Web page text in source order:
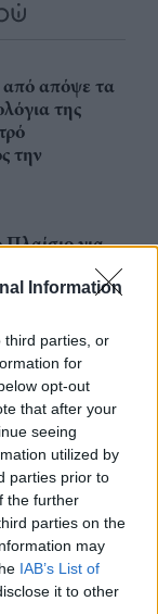
Information
third parties, or
for
opt-out
that after your
seeing
utilized by
parties prior to
the further
parties on the
may
IAB’s List of
it to other
από απόψε τα
της
την
για
για τα
του
Καστέλλι
1η
που δεν